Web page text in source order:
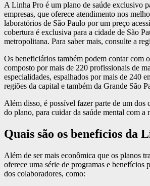
A Linha Pro é um plano de saúde exclusivo
empresas, que oferece atendimento nos
laboratórios de São Paulo por um preço
cobertura é exclusiva para a cidade de São
metropolitana. Para saber mais, consulte a
Os beneficiários também podem contar com
composto por mais de 220 profissionais de
especialidades, espalhados por mais de 240
regiões da capital e também da Grande São
Além disso, é possível fazer parte de um dos
do plano, para cuidar da saúde mental com a
Quais são os benefícios da
Além de ser mais econômica que os planos
oferece uma série de programas e benefícios
dos colaboradores, como: